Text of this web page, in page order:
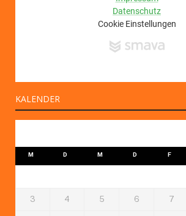
KALENDER
M D M D F
3 4 5 6 7